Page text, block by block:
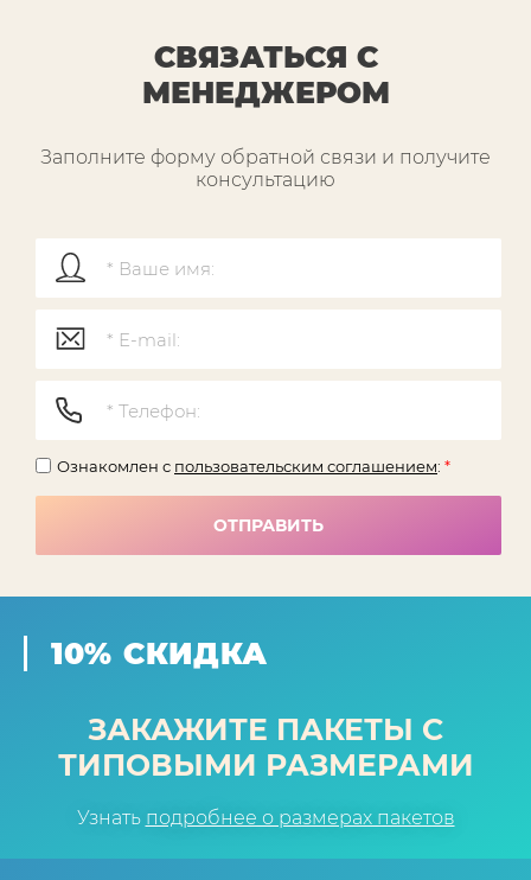
СВЯЗАТЬСЯ С
МЕНЕДЖЕРОМ
Заполните форму обратной связи и получите
консультацию
Ознакомлен с пользовательским соглашением: *
ОТПРАВИТЬ
10% СКИДКА
ЗАКАЖИТЕ ПАКЕТЫ С
ТИПОВЫМИ РАЗМЕРАМИ
Узнать подробнее о размерах пакетов